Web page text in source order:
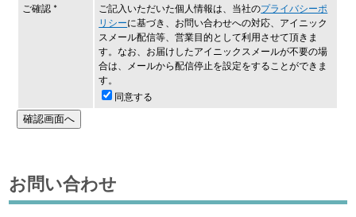
お問い合わせ
ご確認 * ご記入いただいた個人情報は、当社のプライバシーポ
リシーに基づき、お問い合わせへの対応、アイニック
スメール配信等、営業目的として利用させて頂きま
す。なお、お届けしたアイニックスメールが不要の場
合は、メールから配信停止を設定をすることができま
す。
同意する